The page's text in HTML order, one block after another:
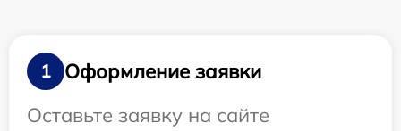
1
Оформление заявки
Оставьте заявку на сайте